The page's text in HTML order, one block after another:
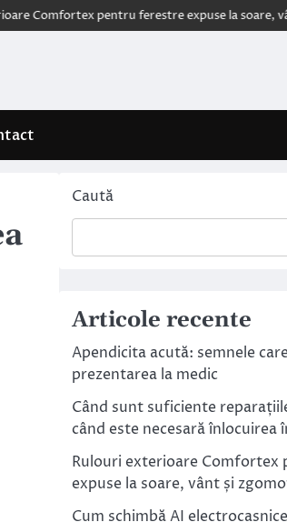
pentru ferestre expuse la soare, vânt și
Caută
Articole recente
Apendicita acută: semnele
prezentarea la medic
Când sunt suficiente
când este necesară înlocuirea
Rulouri exterioare Comfortex
expuse la soare, vânt și
Cum schimbă AI